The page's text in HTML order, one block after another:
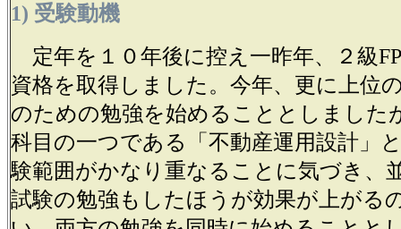
1) 受験動機
定年を１０年後に控え一昨年、２級
資格を取得しました。今年、更に上位
のための勉強を始めることとしました
科目の一つである「不動産運用設計」
験範囲がかなり重なることに気づき、
試験の勉強もしたほうが効果が上がる